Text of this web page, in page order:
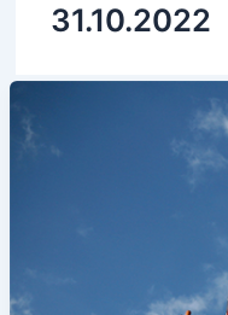
31.10.2022